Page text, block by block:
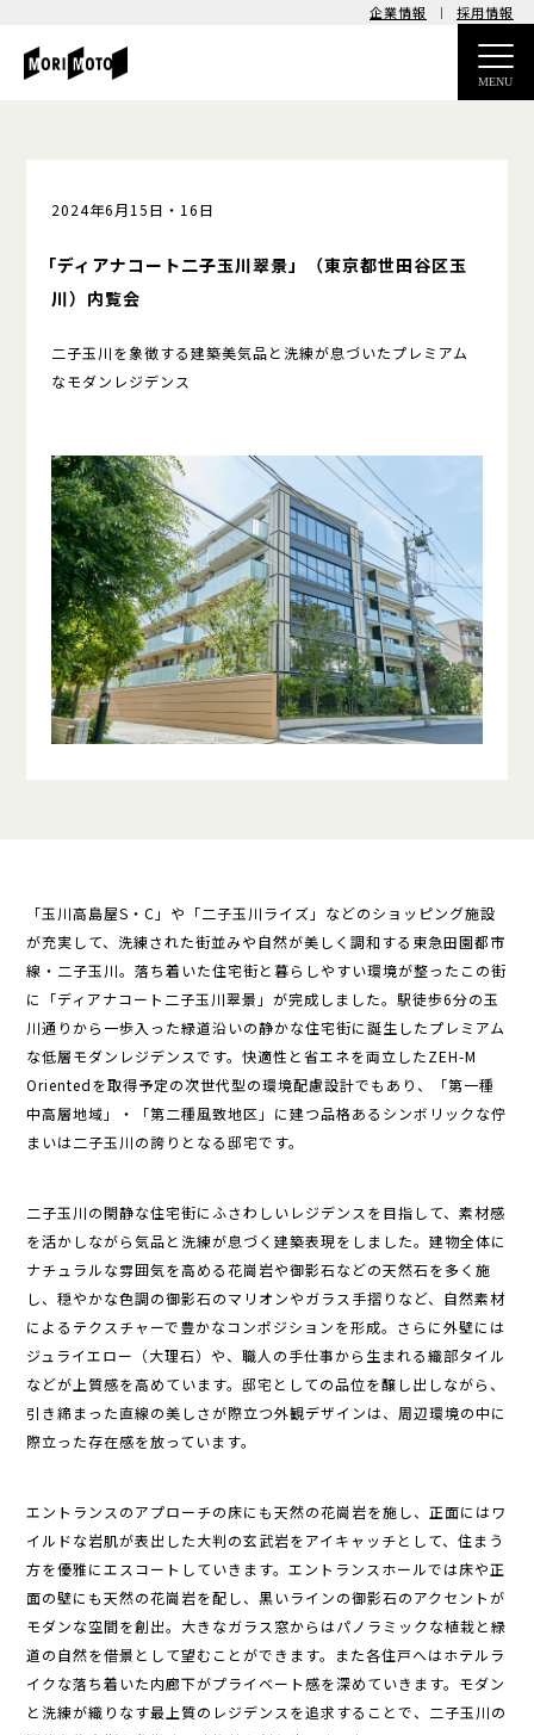
MENU
企業情報 採用情報
2024年6月15日・16日
「ディアナコート二子玉川翠景」
（東京都世田谷区玉
川） 内覧会
二子玉川を象徴する建築美気品と洗練が息づいたプレミアム
なモダンレジデンス
「玉川高島屋S・C」や「二子玉川ライズ」などのショッピング施設
が充実して、洗練された街並みや自然が美しく調和する東急田園都市
線・二子玉川。落ち着いた住宅街と暮らしやすい環境が整ったこの街
に「ディアナコート二子玉川翠景」が完成しました。駅徒歩6分の玉
川通りから一歩入った緑道沿いの静かな住宅街に誕生したプレミアム
な低層モダンレジデンスです。快適性と省エネを両立したZEH-M
Orientedを取得予定の次世代型の環境配慮設計でもあり、「第一種
中高層地域」・「第二種風致地区」に建つ品格あるシンボリックな佇
まいは二子玉川の誇りとなる邸宅です。
二子玉川の閑静な住宅街にふさわしいレジデンスを目指して、素材感
を活かしながら気品と洗練が息づく建築表現をしました。建物全体に
ナチュラルな雰囲気を高める花崗岩や御影石などの天然石を多く施
し、穏やかな色調の御影石のマリオンやガラス手摺りなど、自然素材
によるテクスチャーで豊かなコンポジションを形成。さらに外壁には
ジュライエロー（大理石）や、職人の手仕事から生まれる織部タイル
などが上質感を高めています。邸宅としての品位を醸し出しながら、
引き締まった直線の美しさが際立つ外観デザインは、周辺環境の中に
際立った存在感を放っています。
エントランスのアプローチの床にも天然の花崗岩を施し、正面にはワ
イルドな岩肌が表出した大判の玄武岩をアイキャッチとして、住まう
方を優雅にエスコートしていきます。エントランスホールでは床や正
面の壁にも天然の花崗岩を配し、黒いラインの御影石のアクセントが
モダンな空間を創出。大きなガラス窓からはパノラミックな植栽と緑
道の自然を借景として望むことができます。また各住戸へはホテルラ
イクな落ち着いた内廊下がプライベート感を深めていきます。モダン
と洗練が織りなす最上質のレジデンスを追求することで、二子玉川の